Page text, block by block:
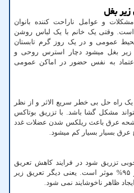
بغل
و عوامل ناراحت کننده بانوان
است. وقتی یک خانم با یک لباس روشن
عمومی و در یک روز گرم تابستان
زیر بغل میشود دچار استرس روحی و
به نفس حضور در اماکن عمومی
یک راه حل بی خطر سریع الاثر و از نظر
مشکل گشا باشد. با تزریق بوتاکس
عرق باعث ریلکس شدن عضلات غدد
بسیار بسیار کم میشود.
تزریق شود در فرایند کاهش تعریق
این قسمت از بدن تا مرز ۹۵% موثر است. یعنی دیگر تعریق زیر
ظاهر ناخوشایند نمی شود.